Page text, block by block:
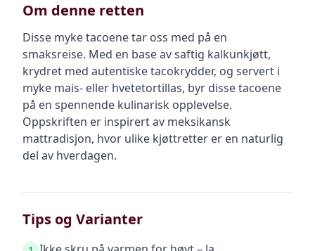
Om denne retten
Disse myke tacoene tar oss med på en
smaksreise. Med en base av saftig kalkunkjøtt,
krydret med autentiske tacokrydder, og servert i
myke mais- eller hvetetortillas, byr disse tacoene
på en spennende kulinarisk opplevelse.
Oppskriften er inspirert av meksikansk
mattradisjon, hvor ulike kjøttretter er en naturlig
del av hverdagen.
Tips og Varianter